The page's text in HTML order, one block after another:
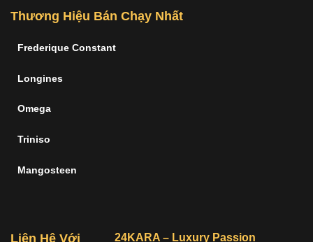
Thương Hiệu Bán Chạy Nhất
Frederique Constant
Longines
Omega
Triniso
Mangosteen
Liên Hệ Với 24KARA – Luxury Passion